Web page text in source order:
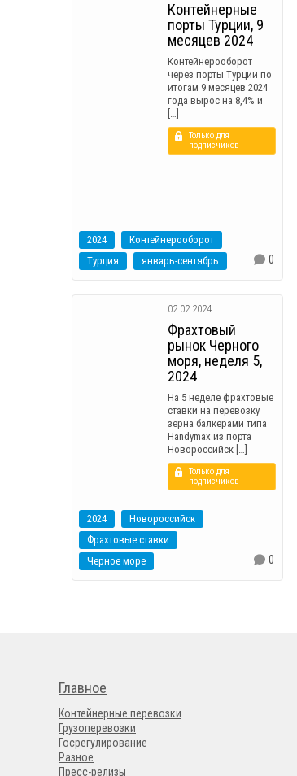
Контейнерные
порты Турции, 9
месяцев 2024
Контейнерооборот
через порты Турции по
итогам 9 месяцев 2024
года вырос на 8,4% и
[…]
Только для
подписчиков
2024
Контейнерооборот
Турция
январь-сентябрь 0
02.02.2024
Фрахтовый
рынок Черного
моря, неделя 5,
2024
На 5 неделе фрахтовые
ставки на перевозку
зерна балкерами типа
Handymax из порта
Новороссийск […]
Только для
подписчиков
2024
Новороссийск
Фрахтовые ставки
Черное море
0
Главное
Контейнерные перевозки
Грузоперевозки
Госрегулирование
Разное
Пресс-релизы